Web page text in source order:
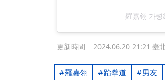
羅嘉翎 가
更新時間 2024.06.20 21:21 臺
羅嘉翎 跆拳道 男友